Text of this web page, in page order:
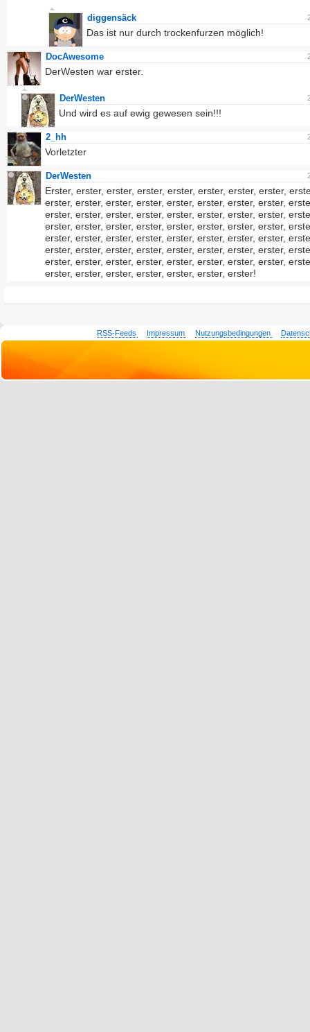
diggensäck
Das ist nur durch trockenfurzen möglich!
DocAwesome
DerWesten war erster.
DerWesten
Und wird es auf ewig gewesen sein!!!
2_hh
Vorletzter
DerWesten
Erster, erster, erster, erster, erster, erster, erster, erster,
erster, erster, erster, erster, erster, erster, erster, erster,
erster, erster, erster, erster, erster, erster, erster, erster,
erster, erster, erster, erster, erster, erster, erster, erster,
erster, erster, erster, erster, erster, erster, erster, erster,
erster, erster, erster, erster, erster, erster, erster, erster,
erster, erster, erster, erster, erster, erster, erster, erster,
erster, erster, erster, erster, erster, erster, erster!
RSS-Feeds Impressum Nutzungsbedingungen